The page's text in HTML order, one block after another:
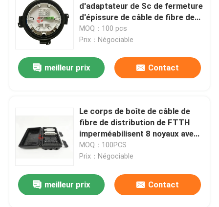
d'adaptateur de Sc de fermeture
d'épissure de câble de fibre de
sortie rapide de connecteur
MOQ：100 pcs
Prix：Négociable
meilleur prix Contact
Le corps de boîte de câble de
fibre de distribution de FTTH
imperméabilisent 8 noyaux avec
le module de LGX
MOQ：100PCS
Prix：Négociable
meilleur prix Contact